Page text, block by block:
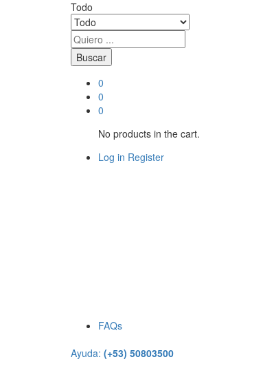
Todo
Buscar
0
0
0
No products in the cart.
Log in Register
FAQs
Ayuda: (+53) 50803500